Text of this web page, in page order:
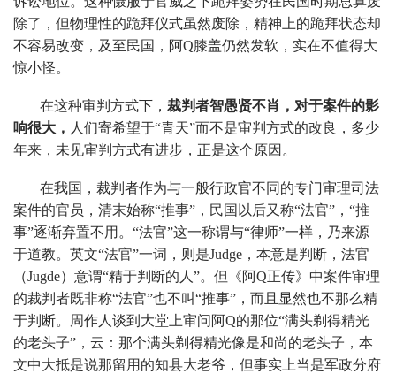
除了，但物理性的跪拜仪式虽然废除，精神上的跪拜状态却
不容易改变，及至民国，阿Q膝盖仍然发软，实在不值得大
惊小怪。
在这种审判方式下， 裁判者智愚贤不肖，对于案件的影
响很大， 人们寄希望于“青天”而不是审判方式的改良，多少
年来，未见审判方式有进步，正是这个原因。
在我国，裁判者作为与一般行政官不同的专门审理司法
案件的官员，清末始称“推事”，民国以后又称“法官”，“推
事”逐渐弃置不用。“法官”这一称谓与“律师”一样，乃来源
于道教。英文“法官”一词，则是Judge，本意是判断，法官
（Jugde）意谓“精于判断的人”。但《阿Q正传》中案件审理
的裁判者既非称“法官”也不叫“推事”，而且显然也不那么精
于判断。周作人谈到大堂上审问阿Q的那位“满头剃得精光
的老头子”，云：那个满头剃得精光像是和尚的老头子，本
文中大抵是说那留用的知县大老爷，但事实上当是军政分府